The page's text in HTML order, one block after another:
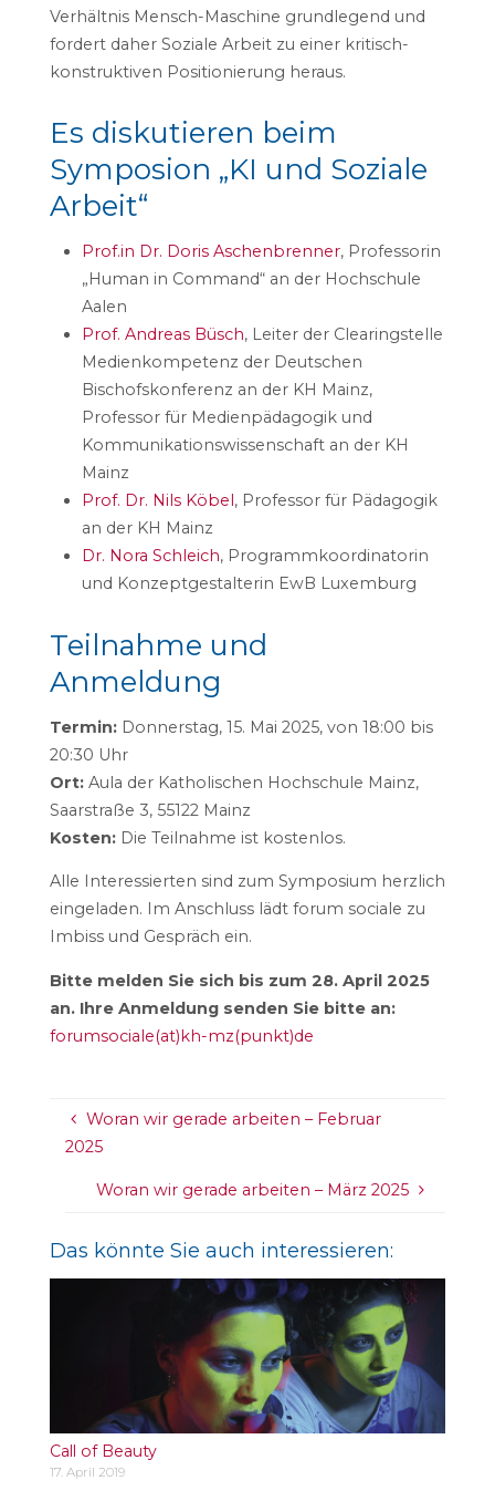
Verhältnis Mensch-Maschine grundlegend und
fordert daher Soziale Arbeit zu einer kritisch-
konstruktiven Positionierung heraus.
Es diskutieren beim
Symposion „KI und Soziale
Arbeit“
Prof.in Dr. Doris Aschenbrenner, Professorin
„Human in Command“ an der Hochschule
Aalen
Prof. Andreas Büsch, Leiter der Clearingstelle
Medienkompetenz der Deutschen
Bischofskonferenz an der KH Mainz,
Professor für Medienpädagogik und
Kommunikationswissenschaft an der KH
Mainz
Prof. Dr. Nils Köbel, Professor für Pädagogik
an der KH Mainz
Dr. Nora Schleich, Programmkoordinatorin
und Konzeptgestalterin EwB Luxemburg
Teilnahme und
Anmeldung
Termin:Donnerstag, 15. Mai 2025, von 18:00 bis
20:30 Uhr
Ort:Aula der Katholischen Hochschule Mainz,
Saarstraße 3, 55122 Mainz
Kosten:Die Teilnahme ist kostenlos.
Alle Interessierten sind zum Symposium herzlich
eingeladen. Im Anschluss lädt forum sociale zu
Imbiss und Gespräch ein.
Bitte melden Sie sich bis zum 28. April 2025
an. Ihre Anmeldung senden Sie bitte an:
forumsociale(at)kh-mz(punkt)de
Woran wir gerade arbeiten – Februar
2025
Woran wir gerade arbeiten – März 2025
Das könnte Sie auch interessieren:
Call of Beauty
17. April 2019